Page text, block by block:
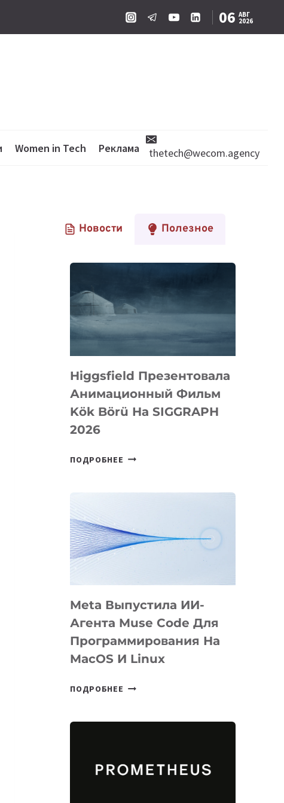
06 АВГ
2026
Women in Tech Реклама thetech@wecom.agency
Новости Полезное
Higgsfield Презентовала
Анимационный Фильм
Kök Börü На SIGGRAPH
2026
ПОДРОБНЕЕ HIGGSFIELD
BÖRÜ
НА
Meta Выпустила ИИ-
Агента Muse Code Для
Программирования На
MacOS И Linux
ПОДРОБНЕЕ META
ДЛЯ